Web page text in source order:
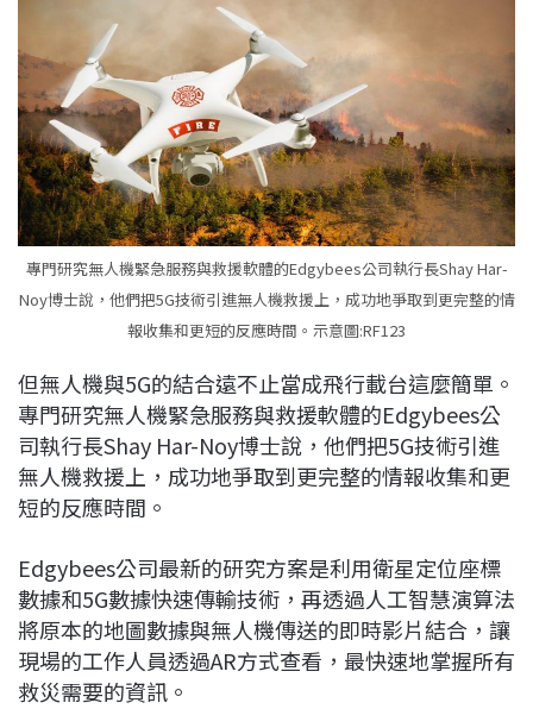
專門研究無人機緊急服務與救援軟體的Edgybees公司執行長Shay Har-
Noy博士說，他們把5G技術引進無人機救援上，成功地爭取到更完整的情
報收集和更短的反應時間。示意圖:RF123
但無人機與5G的結合遠不止當成飛行載台這麼簡單。
專門研究無人機緊急服務與救援軟體的Edgybees公
司執行長Shay Har-Noy博士說，他們把5G技術引進
無人機救援上，成功地爭取到更完整的情報收集和更
短的反應時間。
Edgybees公司最新的研究方案是利用衛星定位座標
數據和5G數據快速傳輸技術，再透過人工智慧演算法
將原本的地圖數據與無人機傳送的即時影片結合，讓
現場的工作人員透過AR方式查看，最快速地掌握所有
救災需要的資訊。